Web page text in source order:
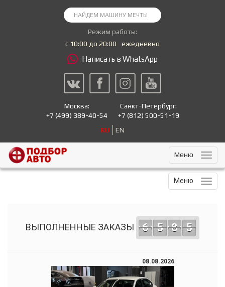
Режим работы:
с 10:00 до 20:00
ежедневно
Написать в WhatsApp
Москва:
+7 (499) 389-40-54
Санкт-Петербург:
+7 (812) 500-51-19
RU
EN
Меню
Меню
ВЫПОЛНЕННЫЕ ЗАКАЗЫ 6 5 8 5
08.08.2026